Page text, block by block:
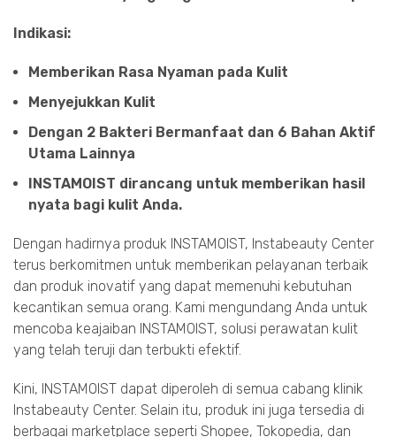
Indikasi:
Memberikan Rasa Nyaman pada Kulit
Menyejukkan Kulit
Dengan 2 Bakteri Bermanfaat dan 6 Bahan Aktif
Utama Lainnya
INSTAMOIST dirancang untuk memberikan hasil
nyata bagi kulit Anda.
Dengan hadirnya produk INSTAMOIST, Instabeauty Center
terus berkomitmen untuk memberikan pelayanan terbaik
dan produk inovatif yang dapat memenuhi kebutuhan
kecantikan semua orang. Kami mengundang Anda untuk
mencoba keajaiban INSTAMOIST, solusi perawatan kulit
yang telah teruji dan terbukti efektif.
Kini, INSTAMOIST dapat diperoleh di semua cabang klinik
Instabeauty Center. Selain itu, produk ini juga tersedia di
berbagai marketplace seperti Shopee, Tokopedia, dan